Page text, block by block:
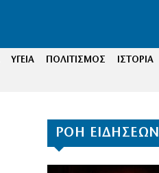
ΥΓΕΙΑ ΠΟΛΙΤΙΣΜΟΣ ΙΣΤΟΡΙΑ
ΡΟΗ ΕΙΔΗΣΕΩΝ